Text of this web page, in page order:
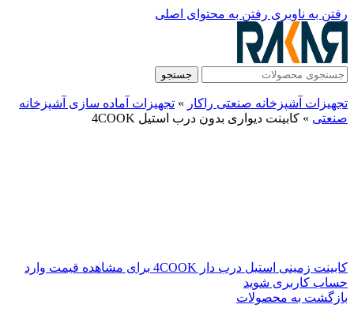
رفتن به ناوبری رفتن به محتوای اصلی
جستجو
تجهیزات آشپزخانه صنعتی راکار » تجهیزات آماده سازی آشپزخانه
صنعتی » کابینت دیواری بدون درب استیل 4COOK
کابینت زمینی استیل درب دار 4COOK
برای مشاهده قیمت وارد
حساب کاربری شوید
بازگشت به محصولات